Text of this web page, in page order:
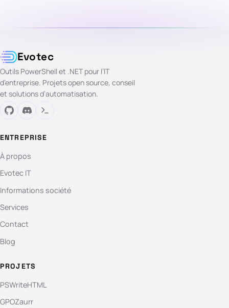
Evotec
Outils PowerShell et .NET pour l’IT
d’entreprise. Projets open source, conseil
et solutions d’automatisation.
ENTREPRISE
À propos
Evotec IT
Informations société
Services
Contact
Blog
PROJETS
PSWriteHTML
GPOZaurr